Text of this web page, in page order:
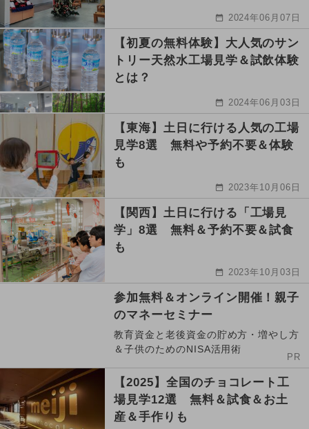
2024年06月07日
【初夏の無料体験】大人気のサン
トリー天然水工場見学＆試飲体験
とは？
2024年06月03日
【東海】土日に行ける人気の工場
見学8選 無料や予約不要＆体験
も
2023年10月06日
【関西】土日に行ける「工場見
学」8選 無料＆予約不要＆試食
も
2023年10月03日
参加無料＆オンライン開催！親子
のマネーセミナー
教育資金と老後資金の貯め方・増やし方
＆子供のためのNISA活用術
PR
【2025】全国のチョコレート工
場見学12選 無料＆試食＆お土
産＆手作りも